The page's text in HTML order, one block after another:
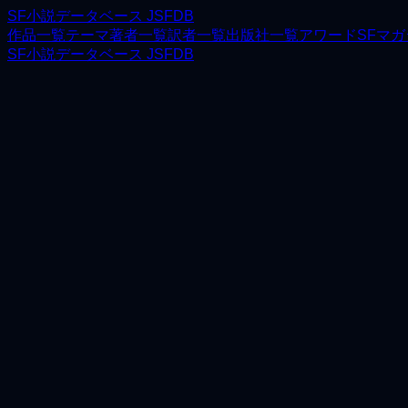
SF小説データベース JSFDB
作品一覧テーマ著者一覧訳者一覧出版社一覧アワードSFマガ
SF小説データベース JSFDB